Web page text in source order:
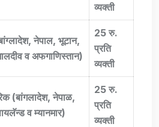
व्यक्ती
, नेपाल, भूटान,
व अफगाणिस्तान)
25 रु.
प्रति
व्यक्ती
(बांगलादेश, नेपाळ,
व म्यानमार)
25 रु.
प्रति
व्यक्ती